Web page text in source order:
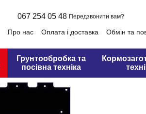
067 254 05 48 Передзвонити вам?
Про нас Оплата і доставка Обмін та
Грунтообробка та
посівна техніка